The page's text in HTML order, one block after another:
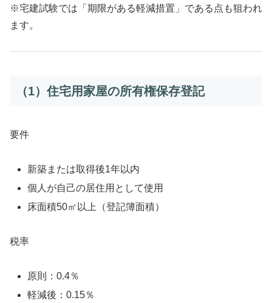
※宅建試験では「期限がある軽減措置」である点も狙われ
ます。
（1）住宅用家屋の所有権保存登記
要件
新築または取得後1年以内
個人が自己の居住用として使用
床面積50㎡以上（登記簿面積）
税率
原則：0.4％
軽減後：0.15％